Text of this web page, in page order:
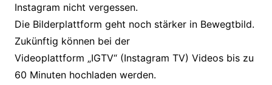
Instagram nicht vergessen.
Die Bilderplattform geht noch stärker in Bewegtbild.
Zukünftig können bei der
Videoplattform „IGTV“ (Instagram TV) Videos bis zu
60 Minuten hochladen werden.